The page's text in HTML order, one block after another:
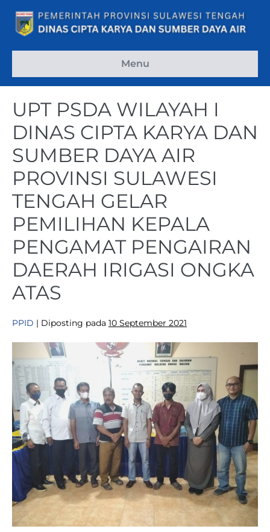
Menu
UPT PSDA WILAYAH I
DINAS CIPTA KARYA DAN
SUMBER DAYA AIR
PROVINSI SULAWESI
TENGAH GELAR
PEMILIHAN KEPALA
PENGAMAT PENGAIRAN
DAERAH IRIGASI ONGKA
ATAS
PPID | Diposting pada 10 September 2021